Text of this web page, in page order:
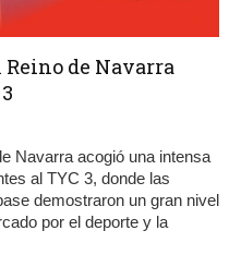
de Navarra
Navarra acogió una intensa
al TYC 3, donde las
demostraron un gran nivel
por el deporte y la